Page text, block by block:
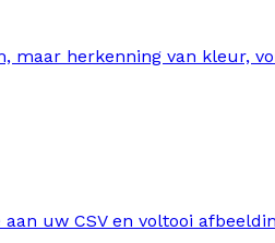
maar herkenning van kleur,
uw CSV en voltooi